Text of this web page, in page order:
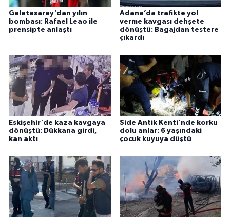
Galatasaray'dan yılın
bombası: Rafael Leao ile
prensipte anlaştı
Adana’da trafikte yol
verme kavgası dehşete
dönüştü: Bagajdan testere
çıkardı
Eskişehir'de kaza kavgaya
dönüştü: Dükkana girdi,
kan aktı
Side Antik Kenti'nde korku
dolu anlar: 6 yaşındaki
çocuk kuyuya düştü